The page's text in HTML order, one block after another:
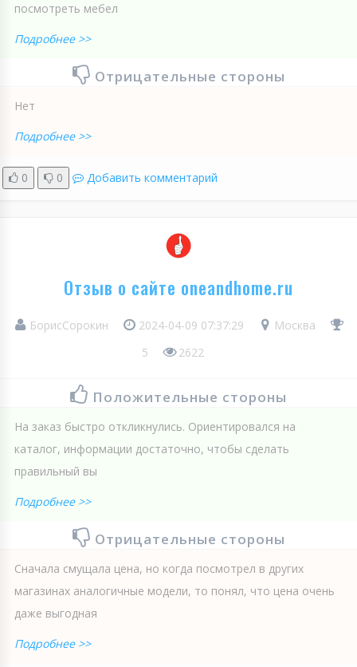
посмотреть мебел
Подробнее >>
Отрицательные стороны
Нет
Подробнее >>
0 0 Добавить комментарий
Отзыв о сайте oneandhome.ru
БорисСорокин 2024-04-09 07:37:29
Москва
5
2622
Положительные стороны
На заказ быстро откликнулись. Ориентировался на
каталог, информации достаточно, чтобы сделать
правильный вы
Подробнее >>
Отрицательные стороны
Сначала смущала цена, но когда посмотрел в других
магазинах аналогичные модели, то понял, что цена очень
даже выгодная
Подробнее >>